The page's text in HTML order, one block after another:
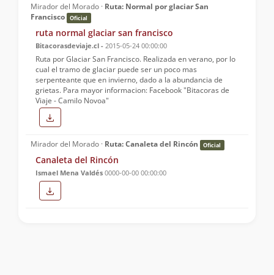
Mirador del Morado · Ruta: Normal por glaciar San
Francisco
Oficial
ruta normal glaciar san francisco
Bitacorasdeviaje.cl - 2015-05-24 00:00:00
Ruta por Glaciar San Francisco. Realizada en verano, por lo
cual el tramo de glaciar puede ser un poco mas
serpenteante que en invierno, dado a la abundancia de
grietas. Para mayor informacion: Facebook "Bitacoras de
Viaje - Camilo Novoa"
Mirador del Morado · Ruta: Canaleta del Rincón Oficial
Canaleta del Rincón
Ismael Mena Valdés 0000-00-00 00:00:00